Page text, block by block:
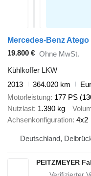
Mercedes-Benz Atego
19.800 € Ohne MwSt.
Kühlkoffer LKW
2013
364.020 km
Motorleistung 177 PS
Nutzlast 1.390 kg
Achsenkonfiguration 4x2
Deutschland,
PEITZMEYER